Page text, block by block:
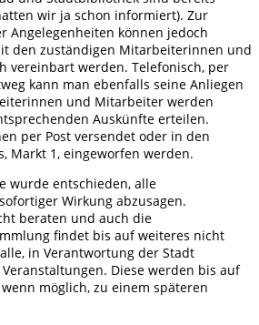
wir ja schon informiert). Zur
Angelegenheiten können jedoch
den zuständigen Mitarbeiterinnen und
vereinbart werden. Telefonisch, per
kann man ebenfalls seine Anliegen
und Mitarbeiter werden
Auskünfte erteilen.
per Post versendet oder in den
Markt 1, eingeworfen werden.
wurde entschieden, alle
Wirkung abzusagen.
beraten und auch die
findet bis auf weiteres nicht
in Verantwortung der Stadt
Diese werden bis auf
möglich, zu einem späteren